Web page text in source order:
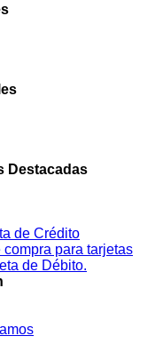
Destacadas
de Crédito
para tarjetas
de Débito.